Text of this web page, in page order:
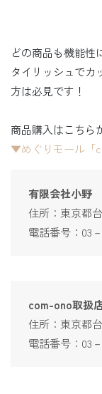
どの商品も機能性
タイリッシュでカ
方は必見です！
商品購入はこちら
▼めぐりモール「
有限会社小野
住所：東京都
電話番号：03
com-ono取扱
住所：東京都
電話番号：03